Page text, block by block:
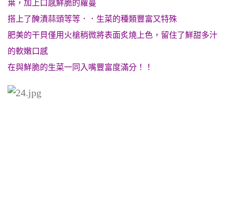
葉，加上口感鮮脆的蘿蔓
搭上了醃漬蒜頭等等．．生菜的種類豐富又特殊
肥美的干貝僅用火槍稍微將表面炙燒上色，留住了鮮甜多汁
的軟嫩口感
在與鮮脆的生菜一同入嘴豐富度滿分！！